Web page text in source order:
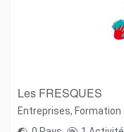
Les FRESQUES
Entreprises, Formation